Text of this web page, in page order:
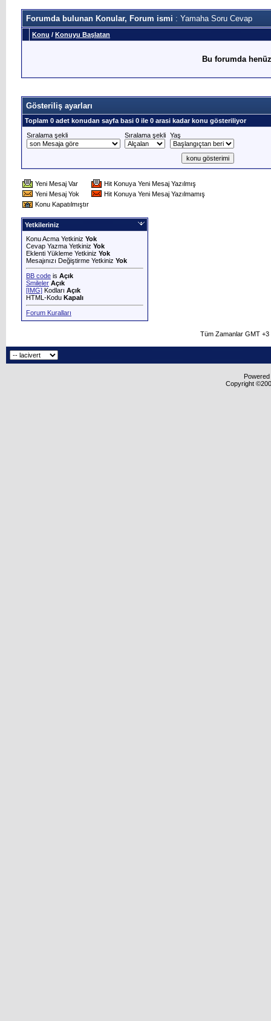
Forumda bulunan Konular, Forum ismi : Yamaha Soru Cevap
Konu / Konuyu Başlatan
Bu forumda
Gösteriliş ayarları
Toplam 0 adet konudan sayfa basi 0 ile 0 arasi kadar konu gösteriliyor
Sıralama şekli
Sıralama şekli Yaş
Yeni Mesaj Var
Hit Konuya Yeni Mesaj Yazılmış
Yeni Mesaj Yok
Hit Konuya Yeni Mesaj Yazılmamış
Konu Kapatılmıştır
Yetkileriniz
Konu Acma Yetkiniz Yok
Cevap Yazma Yetkiniz Yok
Eklenti Yükleme Yetkiniz Yok
Mesajınızı Değiştirme Yetkiniz Yok
BB code is Açık
Smileler Açık
[IMG] Kodları Açık
HTML-Kodu Kapalı
Forum Kuralları
Tüm Zamanlar GMT
Copyright